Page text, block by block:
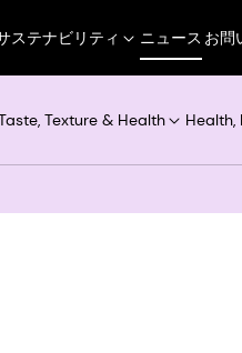
ステナビリティ ニュース お問
Texture & Health Health,